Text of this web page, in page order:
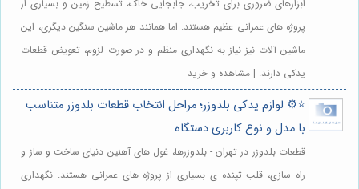
ابزارهای ضروری برای تخریب، جابجایی خاک، تسطیح زمین و بسیاری از
پروژه های عمرانی عظیم هستند. اما همانند هر ماشین سنگین دیگری، این
ماشین آلات نیز نیاز به نگهداری منظم و در صورت لزوم، تعویض قطعات
یدکی دارند. | مشاهده و خرید
⭐️⚙️ لوازم یدکی بلدوزر؛ مراحل انتخاب قطعات بلدوزر متناسب
با مدل و نوع کاربری دستگاه
قطعات بلدوزر در تهران - بلدوزرها، غول های آهنین دنیای ساخت و ساز و
راه سازی، قلب تپنده ی بسیاری از پروژه های عمرانی هستند. نگهداری